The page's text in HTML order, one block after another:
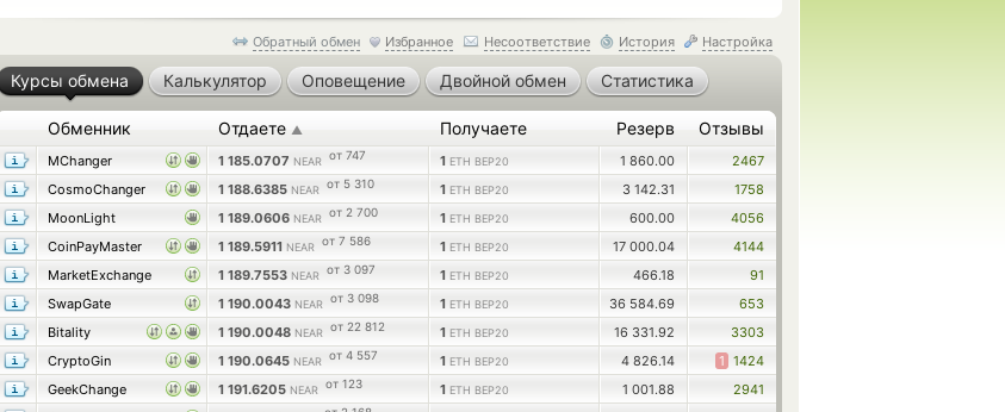
Обратный обмен Избранное Несоответствие История Настройка
Курсы обмена Калькулятор Оповещение Двойной обмен Статистика
Обменник Отдаете ▲ Получаете Резерв Отзывы
MChanger 1 185.0707 NEAR от 747 1 ETH BEP20 1 860.00
2467
CosmoChanger
1 188.6385 NEAR от 5 310 1 ETH BEP20 3 142.31
1758
MoonLight
1 189.0606 NEAR от 2 700 1 ETH BEP20 600.00
4056
CoinPayMaster
1 189.5911 NEAR от 7 586 1 ETH BEP20 17 000.04
4144
MarketExchange
1 189.7553 NEAR от 3 097 1 ETH BEP20 466.18
91
SwapGate
1 190.0043 NEAR от 3 098 1 ETH BEP20 36 584.69
653
Bitality
1 190.0048 NEAR от 22 812 1 ETH BEP20 16 331.92
3303
CryptoGin
1 190.0645 NEAR от 4 557 1 ETH BEP20 4 826.14 1 1424
GeekChange
1 191.6205 NEAR от 123 1 ETH BEP20 1 001.88
2941